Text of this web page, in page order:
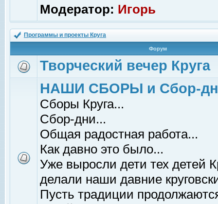
Модератор: Игорь
Программы и проекты Круга
Форум
Творческий вечер Круга
НАШИ СБОРЫ и Сбор-
Сборы Круга...
Сбор-дни...
Общая радостная работа...
Как давно это было...
Уже выросли дети тех детей
делали наши давние
Пусть традиции